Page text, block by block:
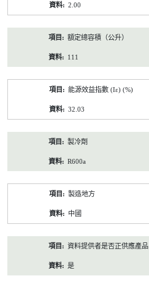
2.00
額定總容積（公升）
111
能源效益指數 (Iε) (%)
32.03
製冷劑
R600a
製造地方
中國
資料提供者是否正供應產品
是